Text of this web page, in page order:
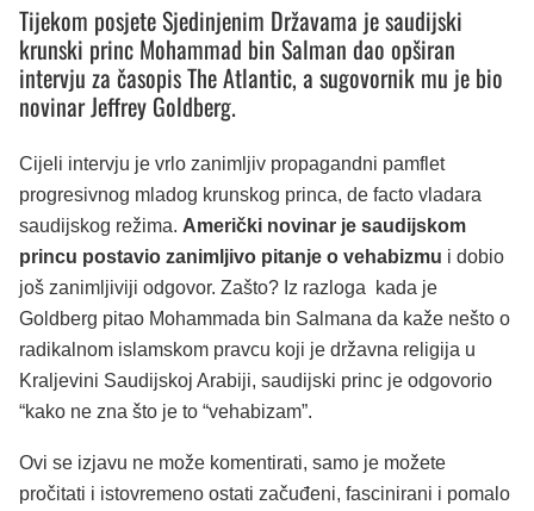
Tijekom posjete Sjedinjenim Državama je saudijski
krunski princ Mohammad bin Salman dao opširan
intervju za časopis The Atlantic, a sugovornik mu je bio
novinar Jeffrey Goldberg.
Cijeli intervju je vrlo zanimljiv propagandni pamflet
progresivnog mladog krunskog princa, de facto vladara
saudijskog režima. Američki novinar je saudijskom
princu postavio zanimljivo pitanje o vehabizmu i dobio
još zanimljiviji odgovor. Zašto? Iz razloga kada je
Goldberg pitao Mohammada bin Salmana da kaže nešto o
radikalnom islamskom pravcu koji je državna religija u
Kraljevini Saudijskoj Arabiji, saudijski princ je odgovorio
“kako ne zna što je to “vehabizam”.
Ovi se izjavu ne može komentirati, samo je možete
pročitati i istovremeno ostati začuđeni, fascinirani i pomalo